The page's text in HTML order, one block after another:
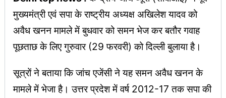
मुख्यमंत्री एवं सपा के राष्ट्रीय अध्यक्ष अखिलेश यादव को
अवैध खनन मामले में बुधवार को समन भेज कर बतौर गवाह
पूछताछ के लिए गुरुवार (29 फरवरी) को दिल्ली बुलाया है।
सूत्रों ने बताया कि जांच एजेंसी ने यह समन अवैध खनन के
मामले में भेजा है। उत्तर प्रदेश में वर्ष 2012-17 तक सपा की